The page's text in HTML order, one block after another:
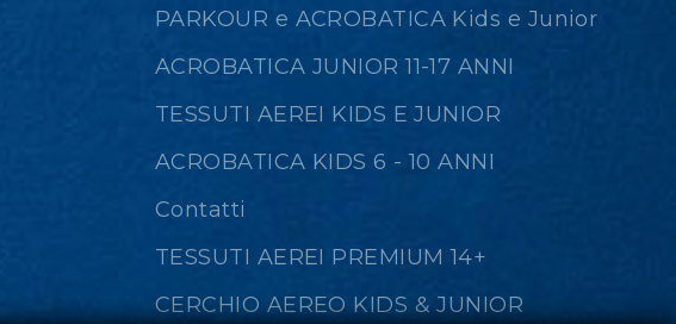
PARKOUR e ACROBATICA Kids e Junior
ACROBATICA JUNIOR 11-17 ANNI
TESSUTI AEREI KIDS E JUNIOR
ACROBATICA KIDS 6 - 10 ANNI
Contatti
TESSUTI AEREI PREMIUM 14+
CERCHIO AEREO KIDS & JUNIOR